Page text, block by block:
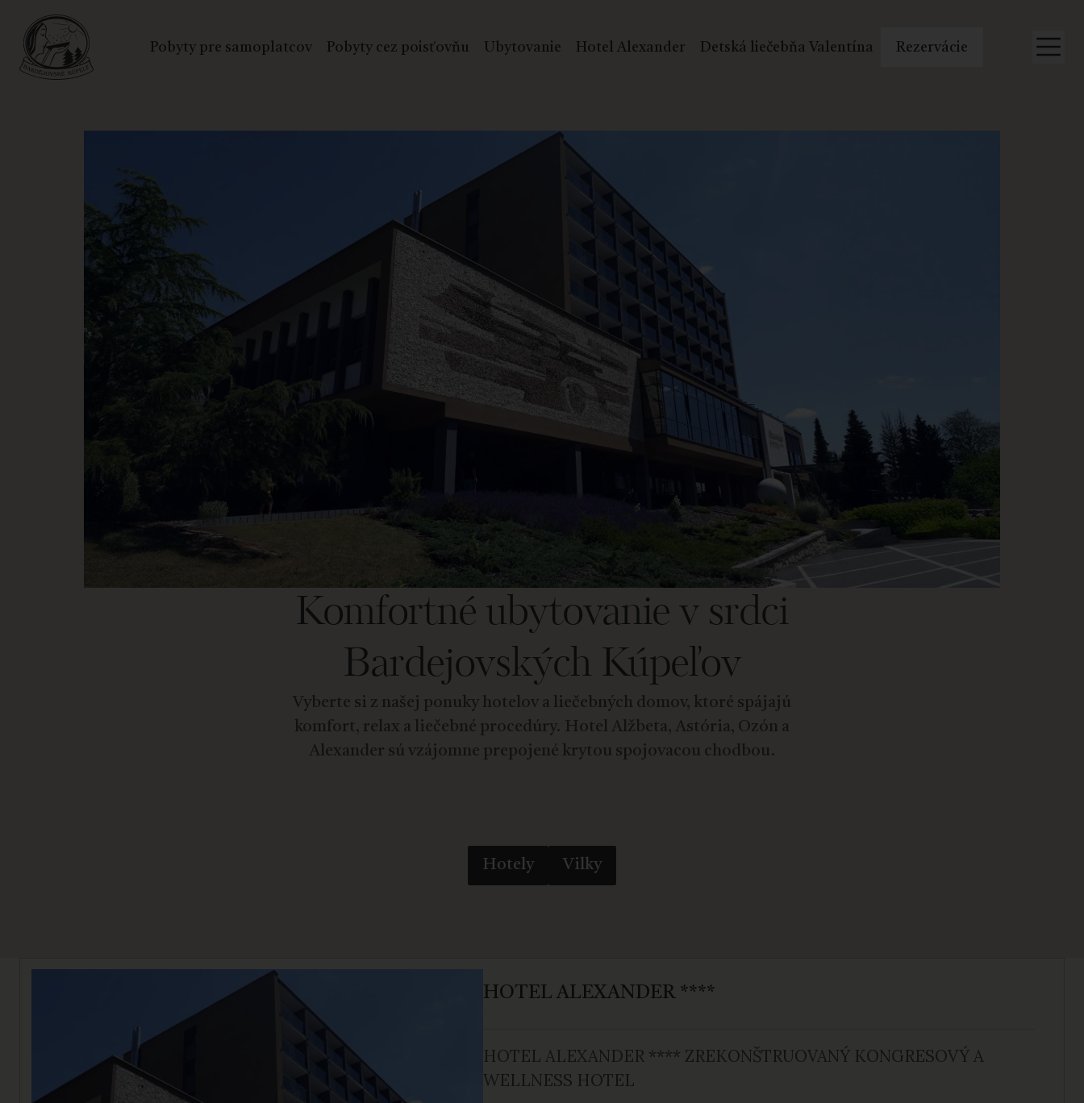
Pobyty pre samoplatcov Pobyty cez poisťovňu Ubytovanie Hotel Alexander Detská liečebňa Valentína Rezervácie
Komfortné ubytovanie v srdci
Bardejovských Kúpeľov
Vyberte si z našej ponuky hotelov a liečebných domov, ktoré spájajú
komfort, relax a liečebné procedúry. Hotel Alžbeta, Astória, Ozón a
Alexander sú vzájomne prepojené krytou spojovacou chodbou.
Hotely Vilky
HOTEL ALEXANDER ****
HOTEL ALEXANDER **** ZREKONŠTRUOVANÝ KONGRESOVÝ A
WELLNESS HOTEL